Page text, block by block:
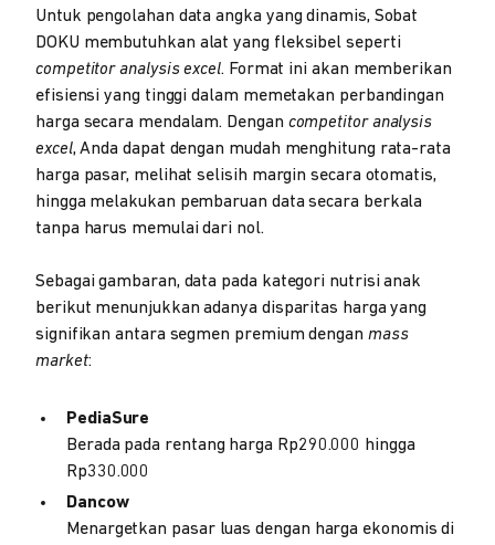
Untuk pengolahan data angka yang dinamis, Sobat
DOKU membutuhkan alat yang fleksibel seperti
competitor analysis excel. Format ini akan memberikan
efisiensi yang tinggi dalam memetakan perbandingan
harga secara mendalam. Dengan competitor analysis
excel, Anda dapat dengan mudah menghitung rata-rata
harga pasar, melihat selisih margin secara otomatis,
hingga melakukan pembaruan data secara berkala
tanpa harus memulai dari nol.
Sebagai gambaran, data pada kategori nutrisi anak
berikut menunjukkan adanya disparitas harga yang
signifikan antara segmen premium dengan mass
market:
PediaSure
Berada pada rentang harga Rp290.000 hingga
Rp330.000
Dancow
Menargetkan pasar luas dengan harga ekonomis di